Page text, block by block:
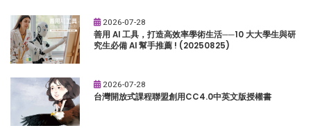
2026-07-28
善用 AI 工具，打造高效率學術生活──10 大大學生與研
究生必備 AI 幫手推薦 ! (20250825)
2026-07-28
台灣開放式課程聯盟創用CC4.0中英文版授權書